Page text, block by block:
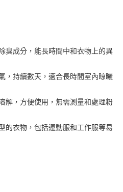
才付款」的支付方式。 讓您購物簡單
臭成分，能長時間中和衣物上的異
，持續數天，適合長時間室內晾曬
解，方便使用，無需測量和處理粉
的衣物，包括運動服和工作服等易